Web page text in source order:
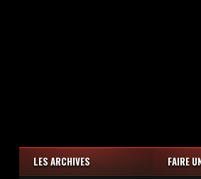
LES ARCHIVES FAIRE